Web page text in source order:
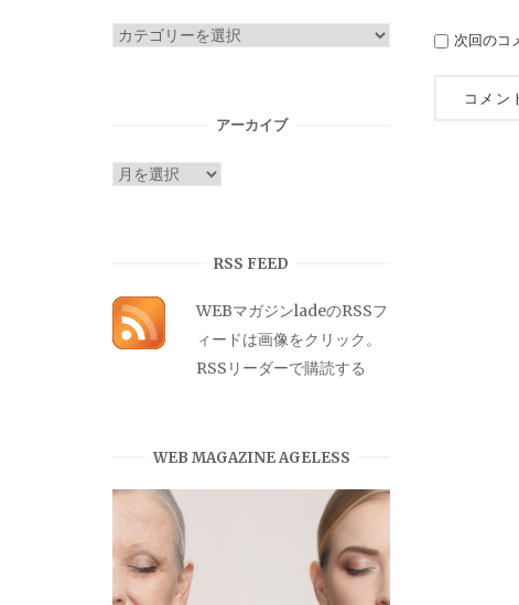
次回のコ
カ
アーカイブ
ア
RSS FEED
WEBマガジンladeのRSSフ
ィードは画像をクリック。
RSSリーダーで購読する
WEB MAGAZINE AGELESS